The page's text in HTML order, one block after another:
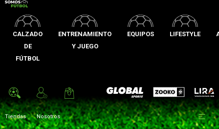
CALZADO
DE
FÚTBOL
ENTRENAMIENTO
Y JUEGO
EQUIPOS LIFESTYLE
Global Sports Zooko Lira
Tiendas Nosotros 